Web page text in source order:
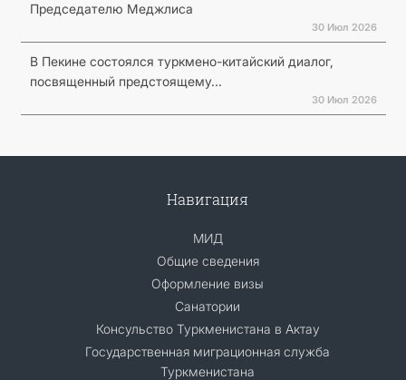
Председателю Меджлиса
30 Июл 2026
В Пекине состоялся туркмено-китайский диалог,
посвященный предстоящему...
30 Июл 2026
Навигация
МИД
Общие сведения
Оформление визы
Санатории
Консульство Туркменистана в Актау
Государственная миграционная служба
Туркменистана